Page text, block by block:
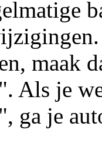
maak
Als je
ga je